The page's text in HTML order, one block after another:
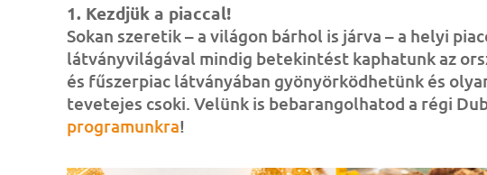
1. Kezdjük a piaccal!
Sokan szeretik – a világon bárhol is járva – a helyi
látványvilágával mindig betekintést kaphatunk az
és fűszerpiac látványában gyönyörködhetünk és
tevetejes csoki. Velünk is bebarangolhatod a régi
programunkra!